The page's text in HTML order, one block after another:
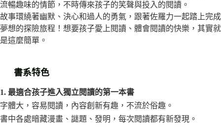
流暢趣味的情節，不時傳來孩子的笑聲與投入的閱讀。
故事環繞著幽默、決心和過人的勇氣，跟著佐羅力一起踏上完成
夢想的探險旅程！想要孩子愛上閱讀、體會閱讀的快樂，其實就
是這麼簡單。
書系特色
1. 最適合孩子進入獨立閱讀的第一本書
字體大，容易閱讀，內容創新有趣，不流於俗趣。
書中各處暗藏漫畫、謎題、發明，每次閱讀都有新發現。